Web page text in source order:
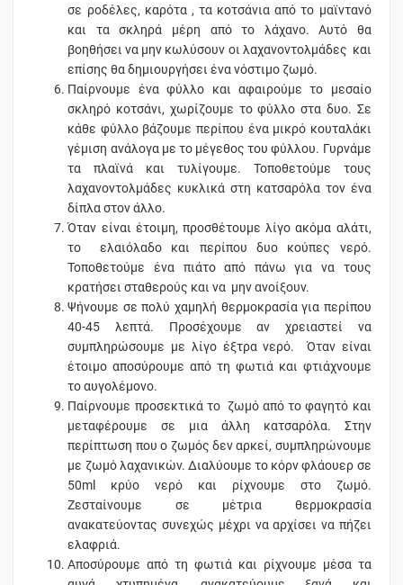
σε ροδέλες, καρότα , τα κοτσάνια από το μαϊντανό
και τα σκληρά μέρη από το λάχανο. Αυτό θα
βοηθήσει να μην κωλύσουν οι λαχανοντολμάδες και
επίσης θα δημιουργήσει ένα νόστιμο ζωμό.
Παίρνουμε ένα φύλλο και αφαιρούμε το μεσαίο
σκληρό κοτσάνι, χωρίζουμε το φύλλο στα δυο. Σε
κάθε φύλλο βάζουμε περίπου ένα μικρό κουταλάκι
γέμιση ανάλογα με το μέγεθος του φύλλου. Γυρνάμε
τα πλαϊνά και τυλίγουμε. Τοποθετούμε τους
λαχανοντολμάδες κυκλικά στη κατσαρόλα τον ένα
δίπλα στον άλλο.
Όταν είναι έτοιμη, προσθέτουμε λίγο ακόμα αλάτι,
το ελαιόλαδο και περίπου δυο κούπες νερό.
Τοποθετούμε ένα πιάτο από πάνω για να τους
κρατήσει σταθερούς και να μην ανοίξουν.
Ψήνουμε σε πολύ χαμηλή θερμοκρασία για περίπου
40-45 λεπτά. Προσέχουμε αν χρειαστεί να
συμπληρώσουμε με λίγο έξτρα νερό. Όταν είναι
έτοιμο αποσύρουμε από τη φωτιά και φτιάχνουμε
το αυγολέμονο.
Παίρνουμε προσεκτικά το ζωμό από το φαγητό και
μεταφέρουμε σε μια άλλη κατσαρόλα. Στην
περίπτωση που ο ζωμός δεν αρκεί, συμπληρώνουμε
με ζωμό λαχανικών. Διαλύουμε το κόρν φλάουερ σε
50ml κρύο νερό και ρίχνουμε στο ζωμό.
Ζεσταίνουμε σε μέτρια θερμοκρασία
ανακατεύοντας συνεχώς μέχρι να αρχίσει να πήζει
ελαφριά.
Αποσύρουμε από τη φωτιά και ρίχνουμε μέσα τα